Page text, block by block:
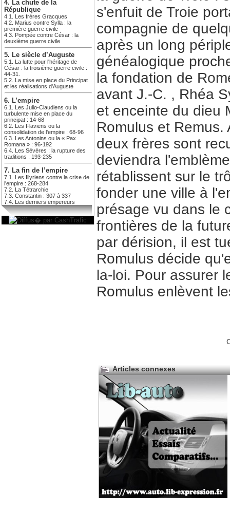
4. La chute de la
République
4.1. Les frères Gracques
4.2. Marius contre Sylla : la
première guerre civile
4.3. Pompée contre César : la
deuxième guerre civile
5. Le siècle d’Auguste
5.1. La lutte pour l'héritage de
César : la troisième guerre civile :
44-31.
5.2. La mise en place du Principat
et les réalisations d'Auguste
6. L’empire
6.1. Les Julio-Claudiens ou la
turbulente mise en place du
principat : 14-68
6.2. Les Flaviens ou la
consolidation de l'empire : 68-96
6.3. Les Antonins ou la « Pax
Romana » : 96-192
6.4. Les Sévères : la rupture des
traditions : 193-235
7. La fin de l’empire
7.1. Les Illyriens contre la crise de
l'empire : 268-284
7.2. La Tétrarchie
7.3. Constantin : 307 à 337
7.4. Les derniers empereurs
s'enfuit de Troie
compagnie de
après un long
généalogique
la fondation de
avant J.-C. , Rhéa
et enceinte du dieu
Romulus et
deux frères sont
deviendra
rétablissent sur le
fonder une ville à
présage vu dans le
frontières de la
par dérision, il est
Romulus décide
la-loi. Pour assurer
Romulus enlèvent
Articles connexes